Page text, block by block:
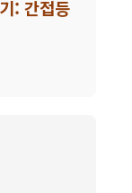
: 간접등